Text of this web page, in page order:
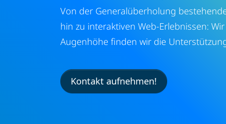
Von der Generalüberholung
hin zu interaktiven Web-Erlebnissen:
Augenhöhe finden wir die
Kontakt aufnehmen!